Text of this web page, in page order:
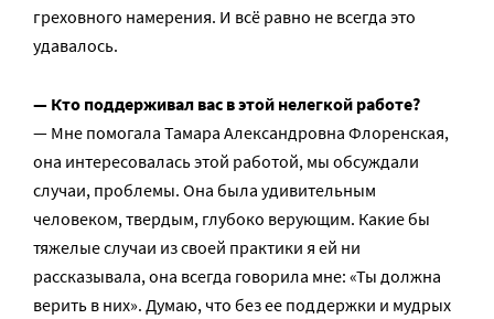
греховного намерения. И всё равно не всегда это
удавалось.
— Кто поддерживал вас в этой нелегкой работе?
— Мне помогала Тамара Александровна Флоренская,
она интересовалась этой работой, мы обсуждали
случаи, проблемы. Она была удивительным
человеком, твердым, глубоко верующим. Какие бы
тяжелые случаи из своей практики я ей ни
рассказывала, она всегда говорила мне: «Ты должна
верить в них». Думаю, что без ее поддержки и мудрых